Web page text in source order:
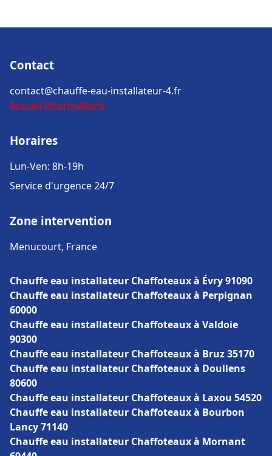
Contact
contact@chauffe-eau-installateur-4.fr
Accueil Informations
Horaires
Lun-Ven: 8h-19h
Service d'urgence 24/7
Zone intervention
Menucourt, France
Chauffe eau installateur Chaffoteaux à Évry 91090
Chauffe eau installateur Chaffoteaux à Perpignan
60000
Chauffe eau installateur Chaffoteaux à Valdoie
90300
Chauffe eau installateur Chaffoteaux à Bruz 35170
Chauffe eau installateur Chaffoteaux à Doullens
80600
Chauffe eau installateur Chaffoteaux à Laxou 54520
Chauffe eau installateur Chaffoteaux à Bourbon
Lancy 71140
Chauffe eau installateur Chaffoteaux à Mornant